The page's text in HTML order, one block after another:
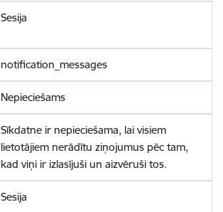
Sesija
notification_messages
Nepieciešams
Sīkdatne ir nepieciešama, lai visiem
lietotājiem nerādītu ziņojumus pēc tam,
kad viņi ir izlasījuši un aizvēruši tos.
Sesija